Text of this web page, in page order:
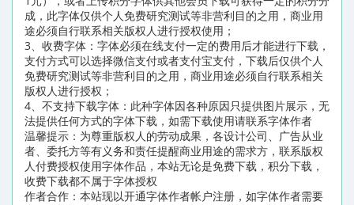
成，此字体仅供个人免费研究测试等非营利目的之用，商业用
途必须自行联系相关版权人进行授权使用；
3、收费字体：字体必须在线支付一定的费用后才能进行下载，
支付方式可以选择微信支付或者支付宝支付，下载后仅供个人
免费研究测试等非营利目的之用，商业用途必须自行联系相关
版权人进行授权；
4、不支持下载字体：此种字体因各种原因只提供图片展示，无
法提供任何方式的字体下载，如需下载使用请联系字体作者
温馨提示：为尊重版权人的劳动成果，各设计公司、广告从业
者、委托方等有义务和责任提醒商业用途的需求方，联系版权
人付费授权使用字体作品，本站无论是免费下载，积分下载，
收费下载都不属于字体授权
作者合作：本站现以开通字体作者帐户注册，如字体作者需要